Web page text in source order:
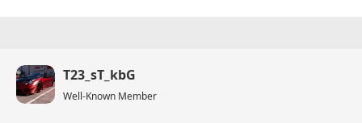
T23_sT_kbG
Well-Known Member